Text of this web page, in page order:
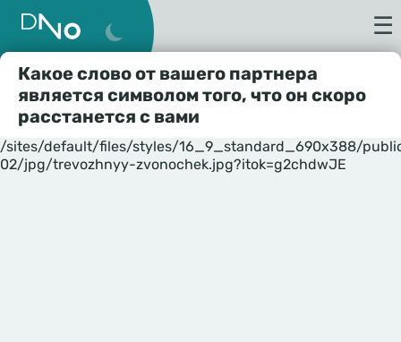
☰
Какое слово от вашего партнера
является символом того, что он скоро
расстанется с вами
/sites/default/files/styles/16_9_standard_690x388/
02/jpg/trevozhnyy-zvonochek.jpg?itok=g2chdwJE